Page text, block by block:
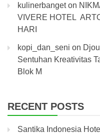
kulinerbangeton
VIVERE HOTEL
HARI
kopi_dan_seni on
Sentuhan Kreativitas
Blok M
RECENT POSTS
Santika Indonesia